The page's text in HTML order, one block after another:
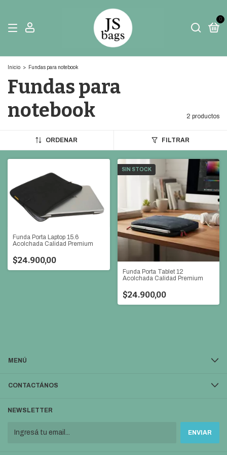
0
Inicio > Fundas para notebook
Fundas para
notebook
2 productos
ORDENAR FILTRAR
Funda Porta Laptop 15.6
Acolchada Calidad Premium
$24.900,00
SIN STOCK
Funda Porta Tablet 12
Acolchada Calidad Premium
$24.900,00
MENÚ
CONTACTÁNOS
NEWSLETTER